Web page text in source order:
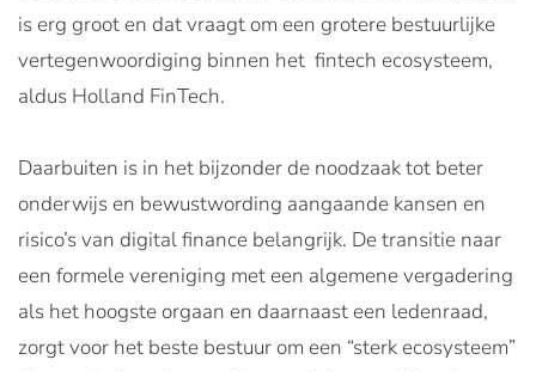
is erg groot en dat vraagt om een grotere bestuurlijke
vertegenwoordiging binnen het fintech ecosysteem,
aldus Holland FinTech.
Daarbuiten is in het bijzonder de noodzaak tot beter
onderwijs en bewustwording aangaande kansen en
risico’s van digital finance belangrijk. De transitie naar
een formele vereniging met een algemene vergadering
als het hoogste orgaan en daarnaast een ledenraad,
zorgt voor het beste bestuur om een “sterk ecosysteem”